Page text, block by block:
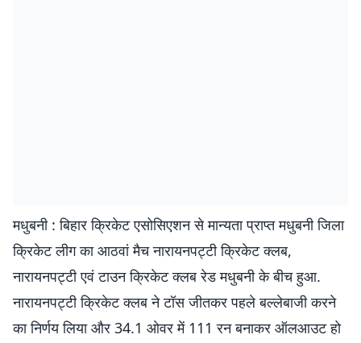
मधुबनी : बिहार क्रिकेट एसोसिएशन से मान्यता प्राप्त मधुबनी जिला
क्रिकेट लीग का आठवां मैच नारायनपट्टी क्रिकेट क्लब,
नारायनपट्टी एवं टाउन क्रिकेट क्लब रेड मधुबनी के बीच हुआ.
नारायनपट्टी क्रिकेट क्लब ने टॉस जीतकर पहले बल्लेबाजी करने
का निर्णय लिया और 34.1 ओवर में 111 रन बनाकर ऑलआउट हो